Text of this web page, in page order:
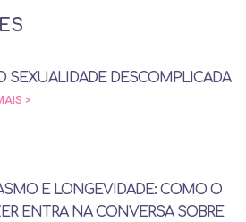
SEXUALIDADE DESCOMPLICADA
>
E LONGEVIDADE: COMO O
ENTRA NA CONVERSA SOBRE